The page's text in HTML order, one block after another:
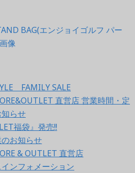
FAMILY SALE
直営店 営業時間・定
らせ
福袋』発売!!
お知らせ
& OUTLET 直営店
ンフォメーション